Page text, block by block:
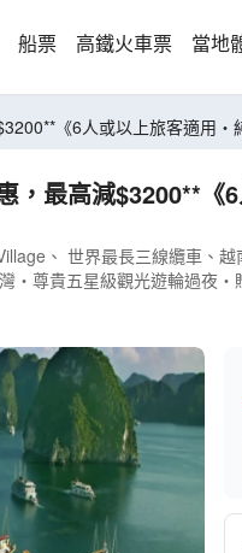
船票 高鐵火車票 當地
天團 **同行優惠，最高減$3200**《
、 世界最長三線纜車
‧尊貴五星級觀光遊輪過夜‧